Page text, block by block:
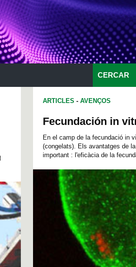
CERCAR
ARTICLES - AVENÇOS
Fecundación in
En el camp de la fecundació in
(congelats). Els avantatges de
important : l'eficàcia de la